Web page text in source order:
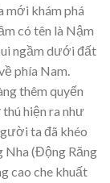
mới khám phá
có tên là Nậm
ngầm dưới đất
phía Nam.
thêm quyến
thú hiện ra như
ta đã khéo
Nha (Động Răng
cao che khuất